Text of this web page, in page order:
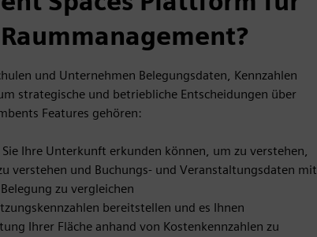
und Unternehmen Belegungsdaten, Kennzahlen
strategische und betriebliche Entscheidungen über
Features gehören:
Ihre Unterkunft erkunden können, um zu verstehen,
verstehen und Buchungs- und Veranstaltungsdaten mit
zu vergleichen
bereitstellen und es Ihnen
Ihrer Fläche anhand von Kostenkennzahlen zu